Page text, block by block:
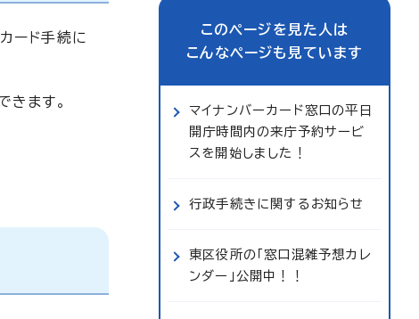
ード手続に
きます。
このページを見た人は
こんなページも見ています
マイナンバーカード窓口の平日
開庁時間内の来庁予約サービ
スを開始しました！
行政手続きに関するお知らせ
東区役所の「窓口混雑予想カレ
ンダー」公開中！！